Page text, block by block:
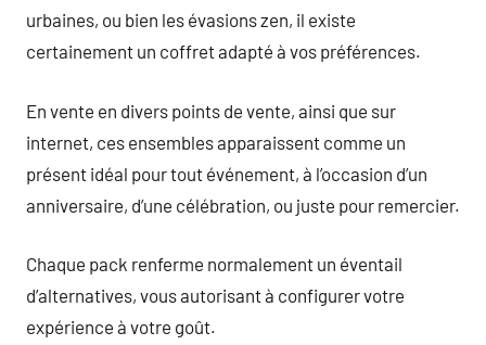
urbaines, ou bien les évasions zen, il existe
certainement un coffret adapté à vos préférences.
En vente en divers points de vente, ainsi que sur
internet, ces ensembles apparaissent comme un
présent idéal pour tout événement, à l’occasion d’un
anniversaire, d’une célébration, ou juste pour remercier.
Chaque pack renferme normalement un éventail
d’alternatives, vous autorisant à configurer votre
expérience à votre goût.